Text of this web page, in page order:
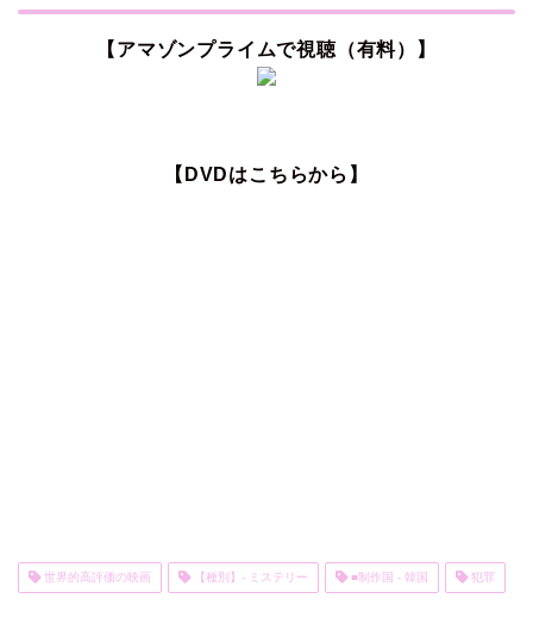
【アマゾンプライムで視聴（有料）】
【DVDはこちらから】
世界的高評価の映画 【種別】- ミステリー ■制作国 - 韓国 犯罪